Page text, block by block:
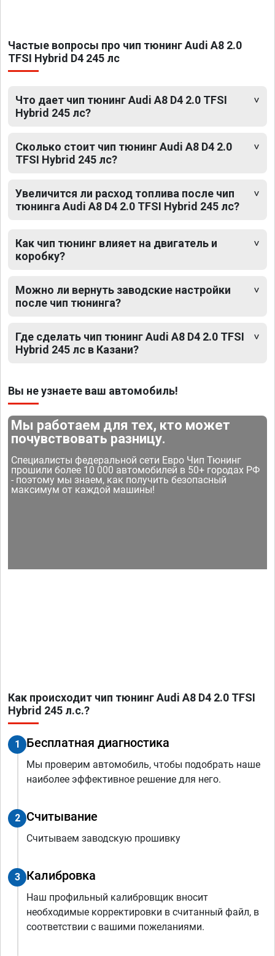
Частые вопросы про чип тюнинг Audi A8 2.0
TFSI Hybrid D4 245 лс
Что дает чип тюнинг Audi A8 D4 2.0 TFSI
Hybrid 245 лс?
Сколько стоит чип тюнинг Audi A8 D4 2.0
TFSI Hybrid 245 лс?
Увеличится ли расход топлива после чип
тюнинга Audi A8 D4 2.0 TFSI Hybrid 245 лс?
Как чип тюнинг влияет на двигатель и
коробку?
Можно ли вернуть заводские настройки
после чип тюнинга?
Где сделать чип тюнинг Audi A8 D4 2.0 TFSI
Hybrid 245 лс в Казани?
Вы не узнаете ваш автомобиль!
Мы работаем для тех, кто может
почувствовать разницу.
Специалисты федеральной сети Евро Чип Тюнинг
прошили более 10 000 автомобилей в 50+ городах РФ
- поэтому мы знаем, как получить безопасный
максимум от каждой машины!
Как происходит чип тюнинг Audi A8 D4 2.0 TFSI
Hybrid 245 л.с.?
1 Бесплатная диагностика
Мы проверим автомобиль, чтобы подобрать наше
наиболее эффективное решение для него.
2 Считывание
Считываем заводскую прошивку
3 Калибровка
Наш профильный калибровщик вносит
необходимые корректировки в считанный файл, в
соответствии с вашими пожеланиями.